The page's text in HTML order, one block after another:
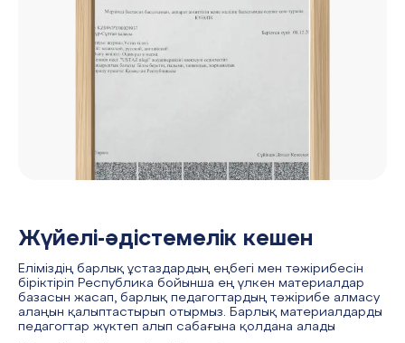
Жүйелі-әдістемелік кешен
Еліміздің барлық ұстаздардың еңбегі мен тәжірибесін
біріктіріп Республика бойынша ең үлкен материалдар
базасын жасап, барлық педагогтардың тәжірибе алмасу
алаңын қалыптастырып отырмыз. Барлық материалдарды
педагогтар жүктеп алып сабағына қолдана алады